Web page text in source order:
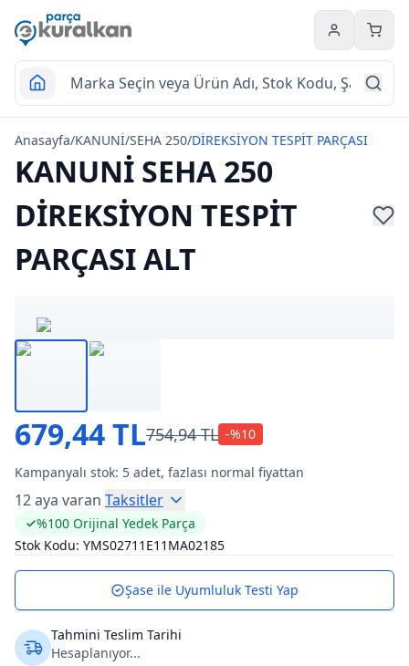
Hesabım
Anasayfa/KANUNİ/SEHA 250/DİREKSİYON TESPİT PARÇASI
KANUNİ SEHA 250
DİREKSİYON TESPİT
PARÇASI ALT
679,44 TL754,94 TL -%10
Kampanyalı stok: 5 adet, fazlası normal fiyattan
12 aya varan Taksitler
%100 Orijinal Yedek Parça
Stok Kodu: YMS02711E11MA02185
Şase ile Uyumluluk Testi Yap
Tahmini Teslim Tarihi
Hesaplanıyor...